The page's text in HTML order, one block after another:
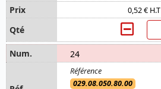
0,52 € H.T
24
029.08.050.80.00